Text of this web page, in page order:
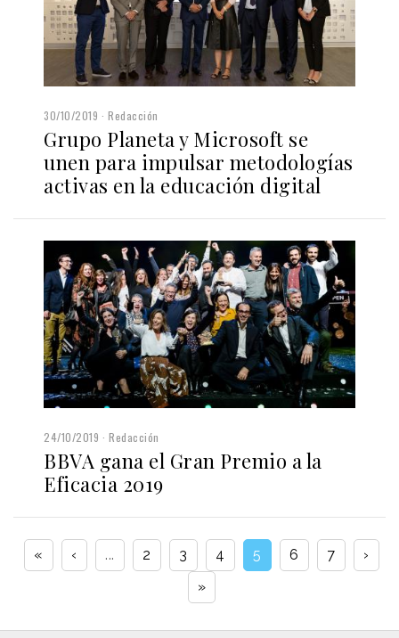
30/10/2019 Redacción
Grupo Planeta y Microsoft se
unen para impulsar metodologías
activas en la educación digital
24/10/2019 Redacción
BBVA gana el Gran Premio a la
Eficacia 2019
« ‹ ... 2 3 4 5 6 7
›
»